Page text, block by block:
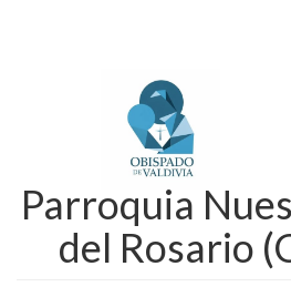
Parroquia
del Rosario